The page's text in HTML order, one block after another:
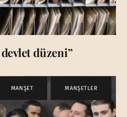
düzeni”
MANŞET MANŞETLER